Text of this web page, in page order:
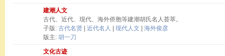
建潮人文
古代、近代、现代、海外侨胞等建潮胡氏名人荟萃。
子版: 古代名贤 近代名人 现代人文
海外俊彦
版主: 胡一刀
文化古迹